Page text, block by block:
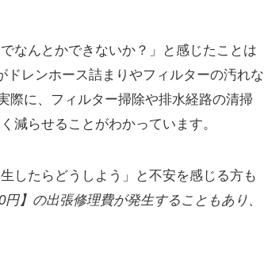
なんとかできないか？」と感じたことは
レンホース詰まりやフィルターの汚れな
際に、フィルター掃除や排水経路の清掃
減らせることがわかっています。
したらどうしよう」と不安を感じる方も
】の出張修理費が発生することもあり、